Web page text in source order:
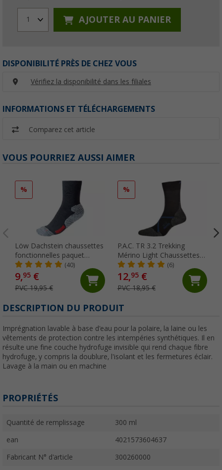
1 AJOUTER AU PANIER
DISPONIBILITÉ PRÈS DE CHEZ VOUS
Vérifiez la disponibilité dans les filiales
INFORMATIONS ET TÉLÉCHARGEMENTS
Comparez cet article
VOUS POURRIEZ AUSSI AIMER
%
Löw Dachstein chaussettes
fonctionnelles paquet
double
(40)
9,95 €
PVC 19,95 €
%
P.A.C. TR 3.2 Trekking
Mérino Light Chaussettes
pour femmes
(6)
12,95€
PVC 18,95 €
DESCRIPTION DU PRODUIT
Imprégnation lavable à base d'eau pour la polaire, la laine ou les
vêtements de protection contre les intempéries synthétiques. Il en
résulte une fine couche hydrofuge invisible qui rend chaque fibre
hydrofuge, y compris la doublure, l'isolant et les fermetures éclair.
Lavage à la main ou en machine
PROPRIÉTÉS
Quantité de remplissage 300 ml
ean 4021573604637
Fabricant N° d'article 300260000